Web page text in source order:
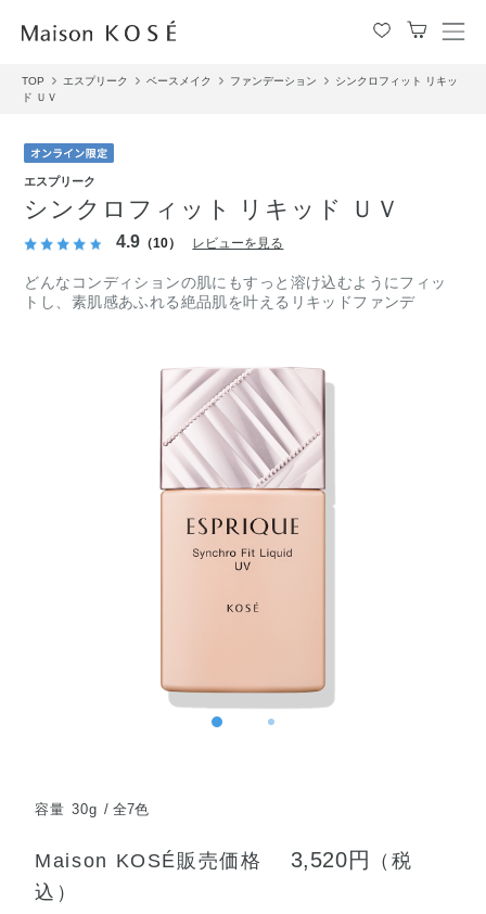
メ
ュ
TOP エスプリーク ベースメイク ファンデーション
シンクロフィット リキッ
ド ＵＶ
エスプリーク
シンクロフィット リキッド ＵＶ
4.9 （10） レビューを見る
どんなコンディションの肌にもすっと溶け込むようにフィッ
トし、素肌感あふれる絶品肌を叶えるリキッドファンデ
容量 30g 全7色
Maison KOSÉ販売価格 3,520円
（税
込）